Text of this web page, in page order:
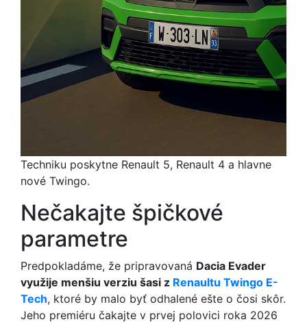
Techniku poskytne Renault 5, Renault 4 a hlavne
nové Twingo.
Nečakajte špičkové
parametre
Predpokladáme, že pripravovaná Dacia Evader
využije menšiu verziu šasi z Renaultu Twingo E-
Tech, ktoré by malo byť odhalené ešte o čosi skôr.
Jeho premiéru čakajte v prvej polovici roka 2026